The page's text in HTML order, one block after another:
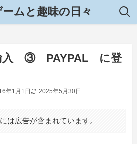
ームと趣味の日々
入 ③ PAYPAL に登
年1月1日 2025年5月30日
は広告が含まれています。